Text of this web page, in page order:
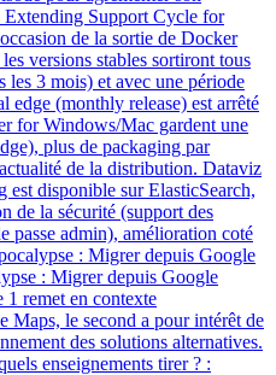
Extending Support Cycle for
de la sortie de Docker
versions stables sortiront tous
les 3 mois) et avec une période
edge (monthly release) est arrêté
for Windows/Mac gardent une
plus de packaging par
de la distribution. Dataviz
est disponible sur ElasticSearch,
de la sécurité (support des
passe admin), amélioration coté
: Migrer depuis Google
: Migrer depuis Google
remet en contexte
Maps, le second a pour intérêt de
des solutions alternatives.
enseignements tirer ? :